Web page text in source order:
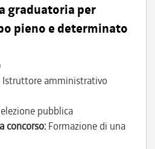
graduatoria per
pieno e determinato
Istruttore amministrativo
pubblica
concorso: Formazione di una